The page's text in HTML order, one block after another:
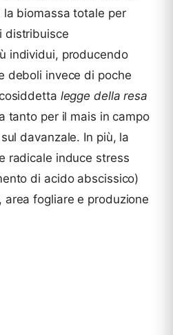
biomassa totale per
distribuisce
individui, producendo
deboli invece di poche
legge della resa
tanto per il mais in campo
davanzale. In più, la
radicale induce stress
di acido abscissico)
area fogliare e produzione